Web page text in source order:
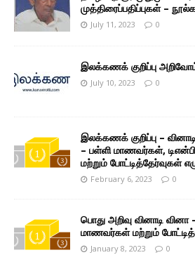
முத்திரைப்பதிப்புகள் –
July 11, 2023 0
இலக்கணக் குறிப்பு
July 10, 2023 0
இலக்கணக் குறிப்பு –
– பள்ளி மாணவர்கள்,
மற்றும் போட்டித்தேர்வுகள்
February 6, 2023 0
பொது அறிவு வினாடி வினா
மாணவர்கள் மற்றும்
January 8, 2023 0